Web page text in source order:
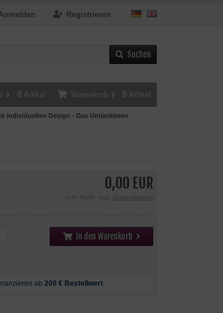
Registrieren
Suchen
Warenkorb 0 Artikel
0 Artikel
individuellen Design - Das Umlackieren
0,00 EUR
exkl. MwSt. zzgl. Versandkosten
In den Warenkorb